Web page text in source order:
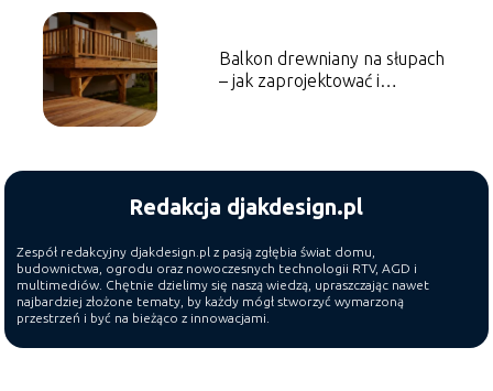
Balkon drewniany na słupach
– jak zaprojektować i
Redakcja djakdesign.pl
Zespół redakcyjny djakdesign.pl z pasją zgłębia świat domu,
budownictwa, ogrodu oraz nowoczesnych technologii RTV, AGD i
multimediów. Chętnie dzielimy się naszą wiedzą, upraszczając nawet
najbardziej złożone tematy, by każdy mógł stworzyć wymarzoną
przestrzeń i być na bieżąco z innowacjami.